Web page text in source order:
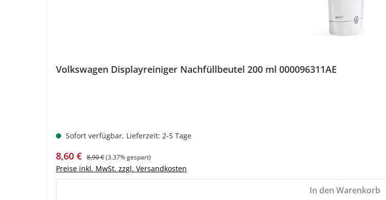
Volkswagen Displayreiniger Nachfüllbeutel 200 ml 000096311AE
Sofort verfügbar, Lieferzeit: 2-5 Tage
Verkaufspreis:
8,60 € Regulärer Preis:
8,90 €(3.37% gespart)
Preise inkl. MwSt. zzgl. Versandkosten
In den Warenkorb